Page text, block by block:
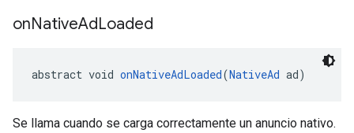
onNativeAdLoaded
abstract void onNativeAdLoaded(NativeAd ad)
Se llama cuando se carga correctamente un anuncio nativo.